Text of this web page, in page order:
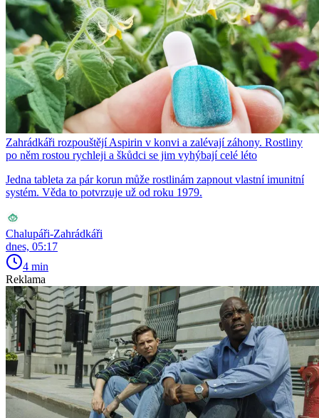
Zahrádkáři rozpouštějí Aspirin v konvi a zalévají záhony. Rostliny
po něm rostou rychleji a škůdci se jim vyhýbají celé léto
Jedna tableta za pár korun může rostlinám zapnout vlastní imunitní
systém. Věda to potvrzuje už od roku 1979.
Chalupáři-Zahrádkáři
dnes, 05:17
4 min
Reklama